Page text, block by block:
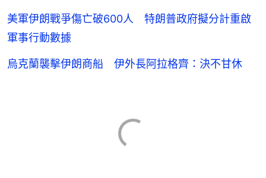
美軍伊朗戰爭傷亡破600人 特朗普政府擬分計重啟
軍事行動數據
烏克蘭襲擊伊朗商船 伊外長阿拉格齊：決不甘休